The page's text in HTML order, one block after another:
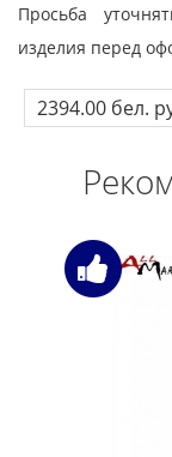
Просьба
изделия перед
2394.00 бел.